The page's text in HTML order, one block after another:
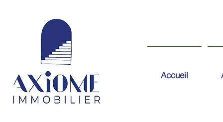
Accueil